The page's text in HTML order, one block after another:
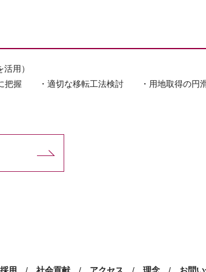
用）
に把握 ・適切な移転工法検討 ・用地取得の円